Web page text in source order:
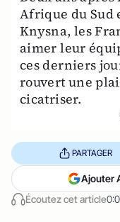
Afrique du Sud
Knysna, les
aimer leur
ces derniers
rouvert une
cicatriser.
Écoutez cet article
PARTAGER
Ajouter